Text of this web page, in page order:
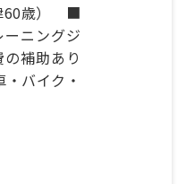
60歳） ■
ニングジ
補助あり
バイク・